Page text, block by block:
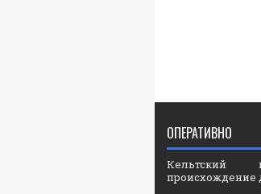
ОПЕРАТИВНО
происхождение